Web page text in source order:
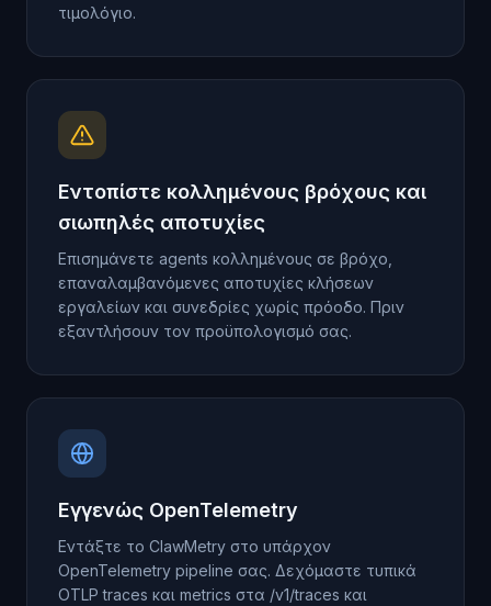
τιμολόγιο.
Εντοπίστε κολλημένους βρόχους και
σιωπηλές αποτυχίες
Επισημάνετε agents κολλημένους σε βρόχο,
επαναλαμβανόμενες αποτυχίες κλήσεων
εργαλείων και συνεδρίες χωρίς πρόοδο. Πριν
εξαντλήσουν τον προϋπολογισμό σας.
Εγγενώς OpenTelemetry
Εντάξτε το ClawMetry στο υπάρχον
OpenTelemetry pipeline σας. Δεχόμαστε τυπικά
OTLP traces και metrics στα /v1/traces και